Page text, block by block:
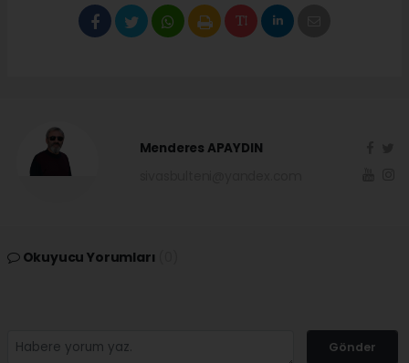
Menderes APAYDIN
Okuyucu Yorumları
Gönder